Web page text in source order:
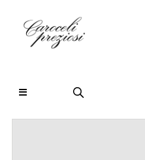
CHI SIAMO
BRAND